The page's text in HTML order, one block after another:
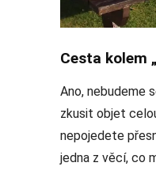
Cesta kolem
Ano, nebudeme
zkusit objet
nepojedete
jedna z věcí, co